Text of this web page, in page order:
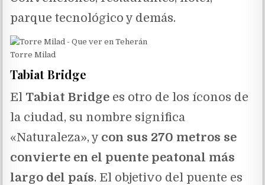
parque tecnológico y demás.
Torre Milad
Tabiat Bridge
El Tabiat Bridge es otro de los íconos de
la ciudad, su nombre significa
«Naturaleza», y con sus 270 metros se
convierte en el puente peatonal más
largo del país. El objetivo del puente es